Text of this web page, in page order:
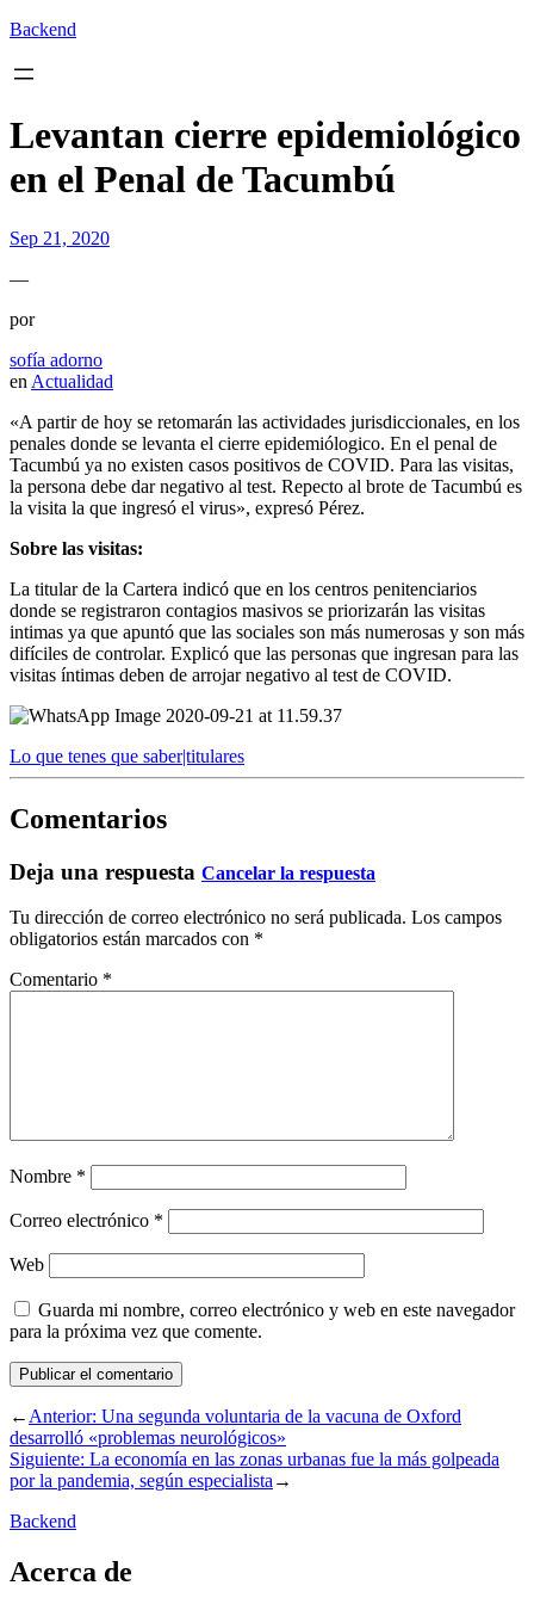
Backend
Levantan cierre epidemiológico
en el Penal de Tacumbú
Sep 21, 2020
—
por
sofía adorno
en Actualidad
«A partir de hoy se retomarán las actividades jurisdiccionales, en los
penales donde se levanta el cierre epidemiólogico. En el penal de
Tacumbú ya no existen casos positivos de COVID. Para las visitas,
la persona debe dar negativo al test. Repecto al brote de Tacumbú es
la visita la que ingresó el virus», expresó Pérez.
Sobre las visitas:
La titular de la Cartera indicó que en los centros penitenciarios
donde se registraron contagios masivos se priorizarán las visitas
intimas ya que apuntó que las sociales son más numerosas y son más
difíciles de controlar. Explicó que las personas que ingresan para las
visitas íntimas deben de arrojar negativo al test de COVID.
Lo que tenes que saber|titulares
Comentarios
Deja una respuesta Cancelar la respuesta
Tu dirección de correo electrónico no será publicada. Los campos
obligatorios están marcados con *
Comentario *
Nombre *
Correo electrónico *
Web
Guarda mi nombre, correo electrónico y web en este navegador
para la próxima vez que comente.
←Anterior: Una segunda voluntaria de la vacuna de Oxford
desarrolló «problemas neurológicos»
Siguiente: La economía en las zonas urbanas fue la más golpeada
por la pandemia, según especialista→
Backend
Acerca de